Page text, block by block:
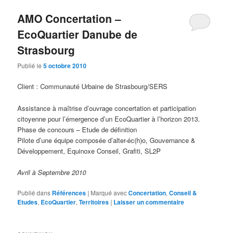
AMO Concertation –
EcoQuartier Danube de
Strasbourg
Publié le5 octobre 2010
Client : Communauté Urbaine de Strasbourg/SERS
Assistance à maîtrise d’ouvrage concertation et participation
citoyenne pour l’émergence d’un EcoQuartier à l’horizon 2013.
Phase de concours – Etude de définition
Pilote d’une équipe composée d’alter-éc(h)o, Gouvernance &
Développement, Equinoxe Conseil, Grafiti, SL2P
Avril à Septembre 2010
Publié dans Références | Marqué avecConcertation,Conseil &
Etudes, EcoQuartier,Territoires | Laisser un commentaire